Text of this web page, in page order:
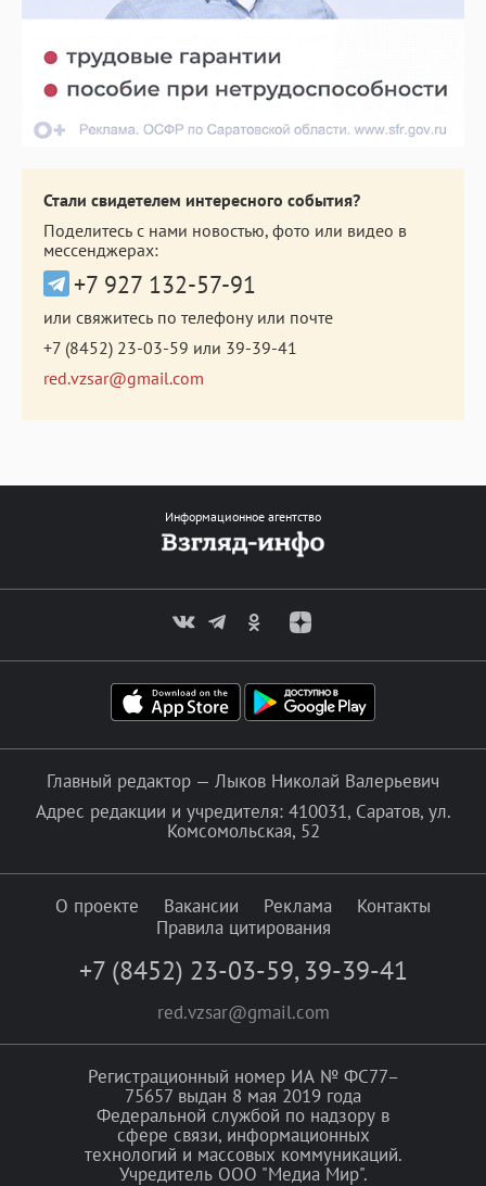
Стали свидетелем интересного события?
Поделитесь с нами новостью, фото или видео в
мессенджерах:
+7 927 132-57-91
или свяжитесь по телефону или почте
+7 (8452) 23-03-59 или 39-39-41
red.vzsar@gmail.com
Информационное агентство
Главный редактор — Лыков Николай Валерьевич
Адрес редакции и учредителя: 410031, Саратов, ул.
Комсомольская, 52
О проекте Вакансии Реклама
Контакты
Правила цитирования
+7 (8452) 23-03-59, 39-39-41
red.vzsar@gmail.com
Регистрационный номер ИА № ФС77–
75657 выдан 8 мая 2019 года
Федеральной службой по надзору в
сфере связи, информационных
технологий и массовых коммуникаций.
Учредитель ООО "Медиа Мир".